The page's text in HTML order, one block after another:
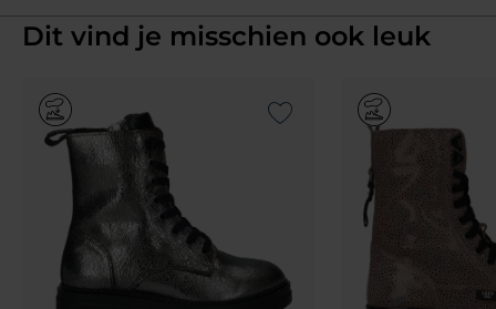
Dit vind je misschien ook leuk
Add to Wishlist